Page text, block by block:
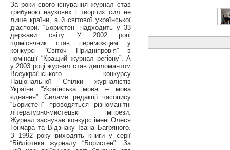
За роки свого існування журнал став
трибуною наукових і творчих сил не
лише країни, а й світової української
діаспори. “Бористен” надходить у 33
держави світу. У 2002 році
щомісячник став переможцем у
конкурсі “Світоч Придніпров’я” в
номінації “Кращий журнал регіону”. А
у 2003 році журнал став дипломантом
Всеукраїнського конкурсу
Національної Спілки журналістів
України “Українська мова – мова
єднання”. Силами редакції часопису
“Бористен” проводяться різноманітні
літературно-мистецькі імпрези.
Журнал заснував конкурс імені Олеся
Гончара та Відзнаку Івана Багряного.
З 1992 року виходять книги у серії
“Бібліотека журналу “Бористен”. За